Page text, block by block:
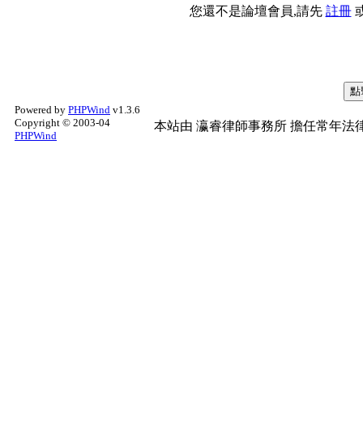
您還不是論壇會員,請先 註冊
Powered by PHPWind v1.3.6
Copyright © 2003-04
PHPWind
本站由 瀛睿律師事務所 擔任常年法